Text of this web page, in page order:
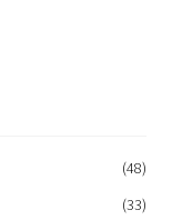
(48)
(33)